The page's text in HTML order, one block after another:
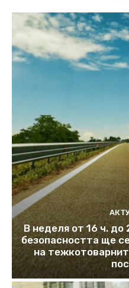
В неделя от 16 ч. до
безопасността ще
на